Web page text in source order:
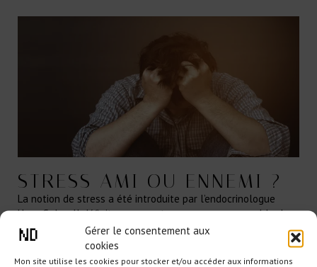
Gérer le consentement aux
cookies
Mon site utilise les cookies pour stocker et/ou accéder aux informations
STRESS AMI OU ENNEMI ?
La notion de stress a été introduite par l’endocrinologue
Hans Selye. Il définit ce concept comme : « un ensemble de
moyens physiologiques et psychologiques mis en oeuvre par
une personne pour s’adapter à un événement donné.